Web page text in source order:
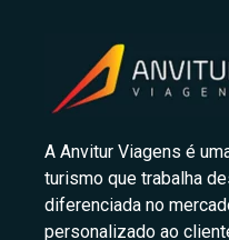
A Anvitur Viagens é
turismo que trabalha
diferenciada no
personalizado ao